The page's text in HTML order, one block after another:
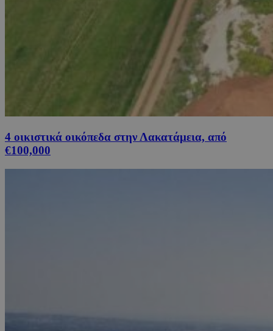
4 οικιστικά οικόπεδα στην Λακατάμεια, από
€100,000